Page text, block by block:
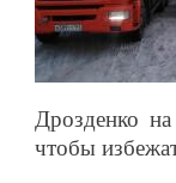
Дрозденко
чтобы